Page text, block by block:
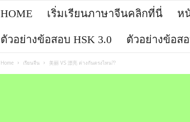
HOME เริ่มเรียนภาษาจีนคลิกที่นี่ ห
ตัวอย่างข้อสอบ HSK 3.0 ตัวอย่างข้อส
Home เรียนจีน 美丽 VS 漂亮 ต่างกันตรงไหน??